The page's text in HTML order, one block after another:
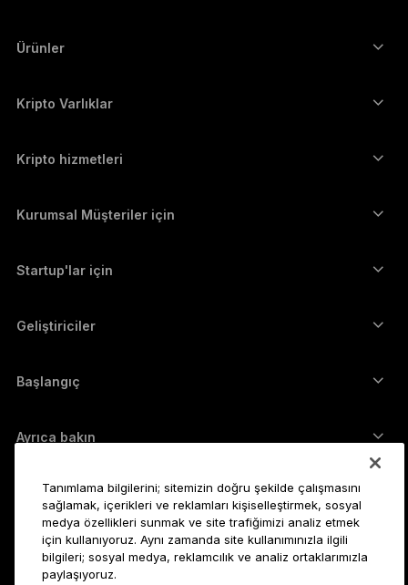
Ürünler
Donanım Cüzdan
Ledger Stax
Ledger Nano Classics
Paket Teklifler
Tüm ürünler
Kripto Varlıklar
Ethereum cüzdanı
Cardano cüzdanı
Monero cüzdanı
Tüm varlıkları görün
Kripto hizmetleri
Kripto satın alın
Kripto takas edin
Kurumsal Müşteriler için
Startup'lar için
Geliştiriciler
Başlangıç
Uyumlu cüzdan ve hizmetler
Bitcoin Donanım Cüzdanı
Ayrıca bakın
Ödül programı
Ledger Basın Kiti
Satış ortakları
Kariyer
Ledger’a katılın
Tüm pozisyonlar
Hakkında
Vizyonumuz
Tanımlama bilgilerini; sitemizin doğru şekilde çalışmasını
sağlamak, içerikleri ve reklamları kişiselleştirmek, sosyal
medya özellikleri sunmak ve site trafiğimizi analiz etmek
için kullanıyoruz. Aynı zamanda site kullanımınızla ilgili
bilgileri; sosyal medya, reklamcılık ve analiz ortaklarımızla
paylaşıyoruz.